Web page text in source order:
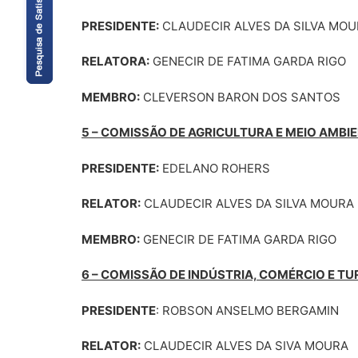
PRESIDENTE: CLAUDECIR ALVES DA SILVA
RELATORA: GENECIR DE FATIMA GARDA RIGO
MEMBRO: CLEVERSON BARON DOS SANTOS
5 – COMISSÃO DE AGRICULTURA E MEIO
PRESIDENTE: EDELANO ROHERS
RELATOR: CLAUDECIR ALVES DA SILVA MOURA
MEMBRO: GENECIR DE FATIMA GARDA RIGO
6 – COMISSÃO DE INDÚSTRIA, COMÉRCIO E
PRESIDENTE: ROBSON ANSELMO BERGAMIN
RELATOR: CLAUDECIR ALVES DA SIVA MOURA